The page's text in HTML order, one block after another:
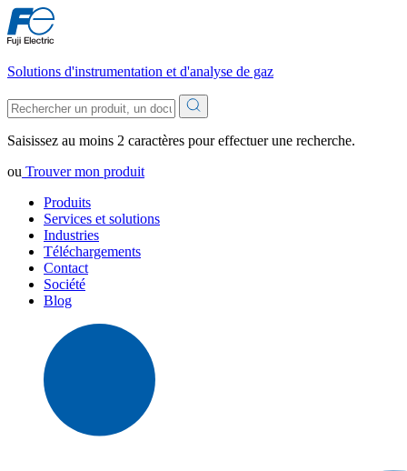
Solutions d'instrumentation et d'analyse de gaz
Saisissez au moins 2 caractères pour effectuer une recherche.
ou Trouver mon produit
Produits
Services et solutions
Industries
Téléchargements
Contact
Société
Blog